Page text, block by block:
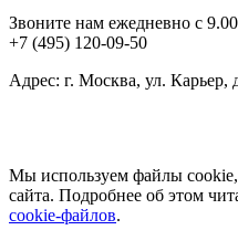
Звоните нам ежедневно с
+7 (495) 120-09-50
Адрес: г. Москва, ул. Карьер,
Мы используем файлы
сайта. Подробнее об этом
cookie-файлов.